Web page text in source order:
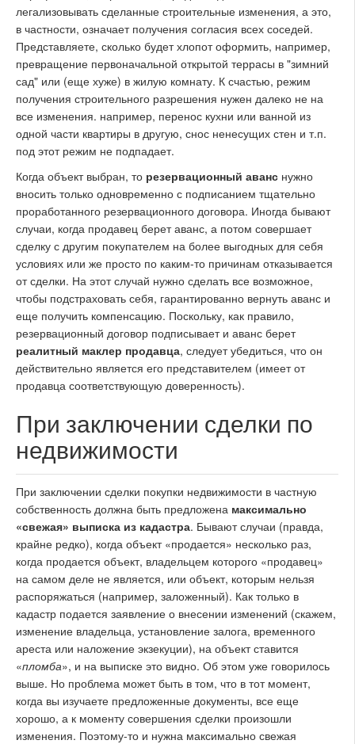
легализовывать сделанные строительные изменения, а это,
в частности, означает получения согласия всех соседей.
Представляете, сколько будет хлопот оформить, например,
превращение первоначальной открытой террасы в "зимний
сад" или (еще хуже) в жилую комнату. К счастью, режим
получения строительного разрешения нужен далеко не на
все изменения. например, перенос кухни или ванной из
одной части квартиры в другую, снос ненесущих стен и т.п.
под этот режим не подпадает.
Когда объект выбран, то резервационный аванс нужно
вносить только одновременно с подписанием тщательно
проработанного резервационного договора. Иногда бывают
случаи, когда продавец берет аванс, а потом совершает
сделку с другим покупателем на более выгодных для себя
условиях или же просто по каким-то причинам отказывается
от сделки. На этот случай нужно сделать все возможное,
чтобы подстраховать себя, гарантированно вернуть аванс и
еще получить компенсацию. Поскольку, как правило,
резервационный договор подписывает и аванс берет
реалитный маклер продавца, следует убедиться, что он
действительно является его представителем (имеет от
продавца соответствующую доверенность).
При заключении сделки по
недвижимости
При заключении сделки покупки недвижимости в частную
собственность должна быть предложена максимально
«свежая» выписка из кадастра. Бывают случаи (правда,
крайне редко), когда объект «продается» несколько раз,
когда продается объект, владельцем которого «продавец»
на самом деле не является, или объект, которым нельзя
распоряжаться (например, заложенный). Как только в
кадастр подается заявление о внесении изменений (скажем,
изменение владельца, установление залога, временного
ареста или наложение экзекуции), на объект ставится
«пломба», и на выписке это видно. Об этом уже говорилось
выше. Но проблема может быть в том, что в тот момент,
когда вы изучаете предложенные документы, все еще
хорошо, а к моменту совершения сделки произошли
изменения. Поэтому-то и нужна максимально свежая